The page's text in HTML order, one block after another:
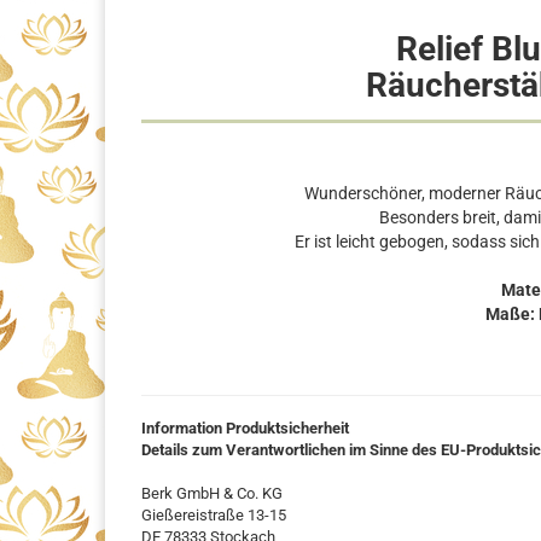
Relief
Wunderschöner, moderner
Besonders breit,
Er ist leicht gebogen, sodass
Maße:
Information Produktsicherheit
Details zum Verantwortlichen im Sinne des EU-
Berk GmbH & Co. KG
Gießereistraße 13-15
DE 78333 Stockach